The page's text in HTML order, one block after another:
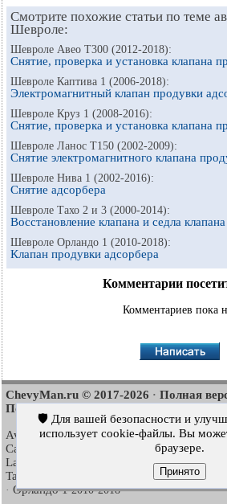
Смотрите похожие статьи по теме
Шевроле:
Шевроле Авео Т300 (2012-2018):
Снятие, проверка и установка клапана
Шевроле Каптива 1 (2006-2018):
Электромагнитный клапан продувки
Шевроле Круз 1 (2008-2016):
Снятие, проверка и установка клапана
Шевроле Ланос Т150 (2002-2009):
Снятие электромагнитного клапана
Шевроле Нива 1 (2002-2016):
Снятие адсорбера
Шевроле Тахо 2 и 3 (2000-2014):
Восстановление клапана и седла клапана
Шевроле Орландо 1 (2010-2018):
Клапан продувки адсорбера
Комментарии
Комментариев пока
ChevyMan.ru © 2017-2026 · Полная
Поиск по сайту
Aveo 2003-2008·Aveo2006-2011·Aveo
Captiva 2008-2016·
Lanos 2002-2016·Tahoe
Tahoe Люмина 11989-1994·
· Орландо 12010-2018
🛡️ Для вашей безопасности и
использует cookie-файлы. Вы
браузере.
Принято